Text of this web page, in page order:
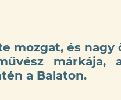
mozgat, és nagy
márkája,
a Balaton.